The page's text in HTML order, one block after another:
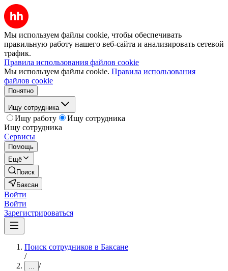
Мы используем файлы cookie, чтобы обеспечивать
правильную работу нашего веб-сайта и анализировать сетевой
трафик.
Правила использования файлов cookie
Мы используем файлы cookie. Правила использования
файлов cookie
Понятно
Ищу сотрудника
Ищу работу
Ищу сотрудника
Ищу сотрудника
Сервисы
Помощь
Ещё
Поиск
Баксан
Войти
Войти
Зарегистрироваться
Поиск сотрудников в Баксане
/
... /